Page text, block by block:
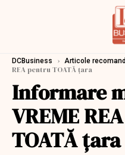
DCBusiness › Articole
REA pentru TOATĂ țara
Informare
VREME
TOATĂ țara